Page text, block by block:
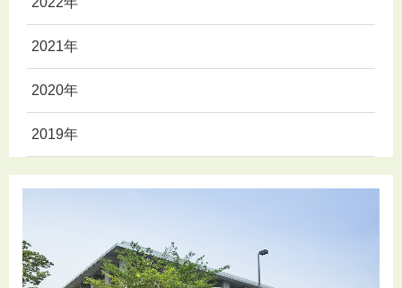
2021年
2020年
2019年